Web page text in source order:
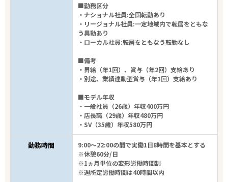
■勤務区分
・ナショナル社員:全国転勤あり
・リージョナル社員:一定地域内で転居をともな
う異動あり
・ローカル社員:転居をともなう転勤なし
■備考
・昇給（年1回）、賞与（年2回）支給あり
・別途、業績連動型賞与（年1回）支給あり
■モデル年収
・一般社員（26歳）年収400万円
・店長職（29歳）年収480万円
・SV（35歳）年収580万円
勤務時間
9:00～22:00の間で実働1日8時間を基本とする
※休憩60分/日
※1ヵ月単位の変形労働時間制
※週所定労働時間は40時間以内